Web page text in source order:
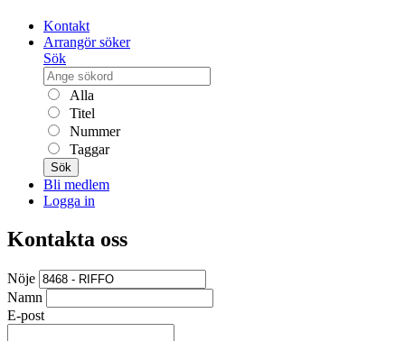
Kontakt
Arrangör söker
Sök
Alla
Titel
Nummer
Taggar
Sök
Bli medlem
Logga in
Kontakta oss
Nöje
Namn
E-post